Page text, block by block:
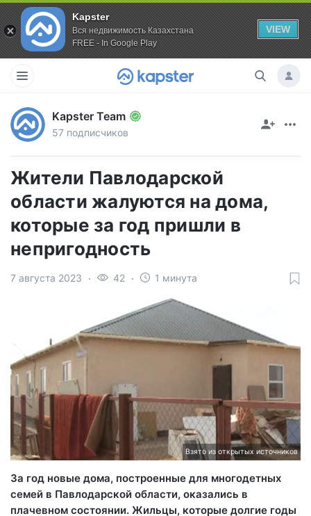
Kapster
Вся недвижимость Казахстана
FREE - In Google Play
VIEW
Kapster Team
57 подписчиков
Жители Павлодарской
области жалуются на дома,
которые за год пришли в
непригодность
7 августа 2023 42 1 минута
Взято из открытых источников
За год новые дома, построенные для многодетных
семей в Павлодарской области, оказались в
плачевном состоянии. Жильцы, которые долгие годы